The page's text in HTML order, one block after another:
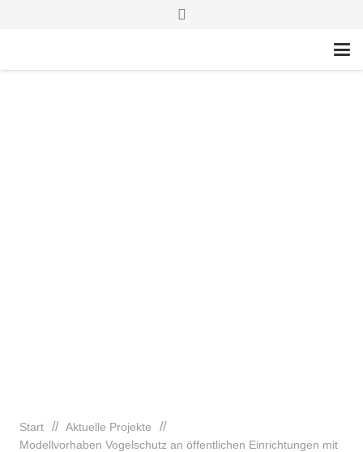
Start // Aktuelle Projekte //
Modellvorhaben Vogelschutz an öffentlichen Einrichtungen mit